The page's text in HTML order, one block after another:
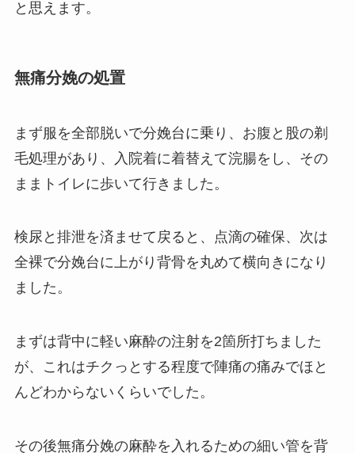
と思えます。
無痛分娩の処置
まず服を全部脱いで分娩台に乗り、お腹と股の剃
毛処理があり、入院着に着替えて浣腸をし、その
ままトイレに歩いて行きました。
検尿と排泄を済ませて戻ると、点滴の確保、次は
全裸で分娩台に上がり背骨を丸めて横向きになり
ました。
まずは背中に軽い麻酔の注射を2箇所打ちました
が、これはチクっとする程度で陣痛の痛みでほと
んどわからないくらいでした。
その後無痛分娩の麻酔を入れるための細い管を背